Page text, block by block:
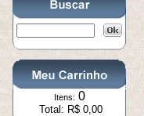
Itens: 0
Total: R$ 0,00